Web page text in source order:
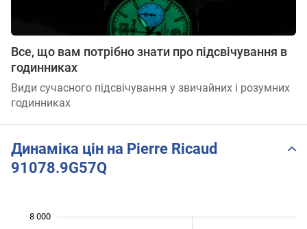
Все, що вам потрібно знати про підсвічування в
годинниках
Види сучасного підсвічування у звичайних і розумних
годинниках
Динаміка цін на Pierre Ricaud
91078.9G57Q
8 000